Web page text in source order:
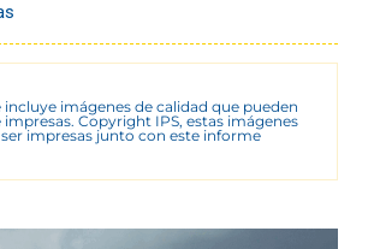
incluye imágenes de calidad que pueden
impresas. Copyright IPS, estas imágenes
impresas junto con este informe